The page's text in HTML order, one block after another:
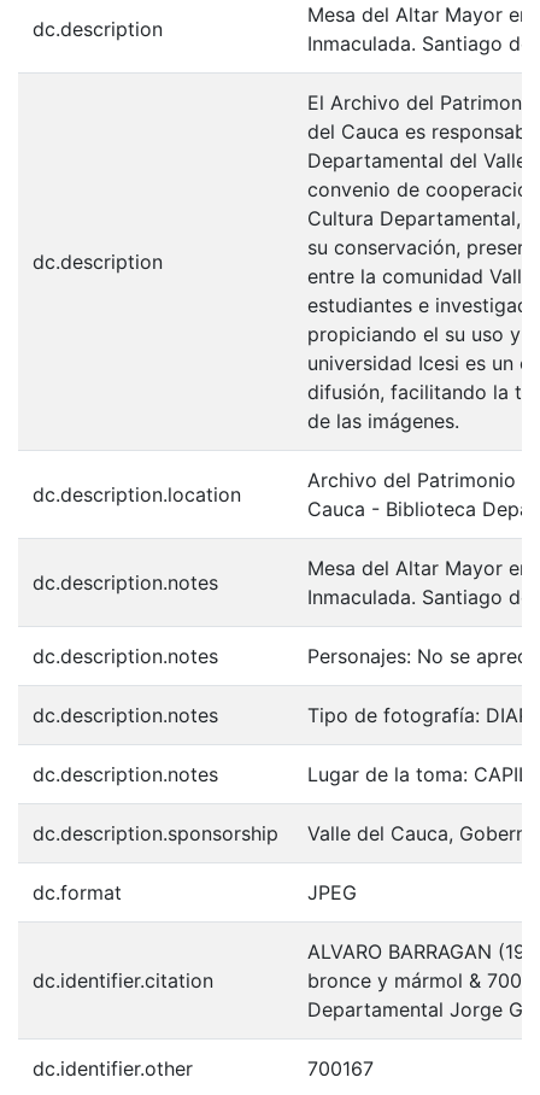
dc.description
Mesa del Altar Mayor
Inmaculada. Santiago de
dc.description
El Archivo del
del Cauca es
Departamental del Valle
convenio de
Cultura Departamental,
su conservación,
entre la comunidad
estudiantes e
propiciando el su uso y
universidad Icesi es un
difusión, facilitando la
de las imágenes.
dc.description.location
Archivo del Patrimonio
Cauca - Biblioteca
dc.description.notes
Mesa del Altar Mayor
Inmaculada. Santiago de
dc.description.notes Personajes: No se
dc.description.notes Tipo de fotografía:
dc.description.notes Lugar de la toma:
dc.description.sponsorship Valle del Cauca,
dc.format JPEG
dc.identifier.citation
ALVARO BARRAGAN
bronce y mármol &
Departamental Jorge
dc.identifier.other 700167